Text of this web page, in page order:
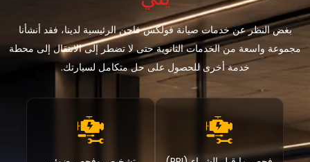
بغض النظر عن خدمات صيانة فولكس فاجن الرئيسية لدينا، فقد أنشأنا
مجموعة واسعة من الخدمات الثانوية حتى لا تضطر إلى الانتقال إلى محطة
خدمة أخرى للحصول على حل متكامل لسيارتك.